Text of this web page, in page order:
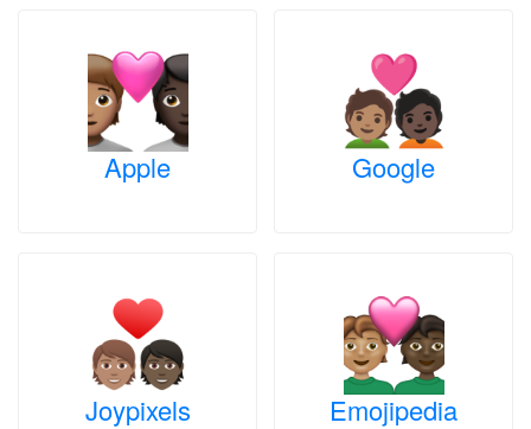
Apple Google
Joypixels Emojipedia